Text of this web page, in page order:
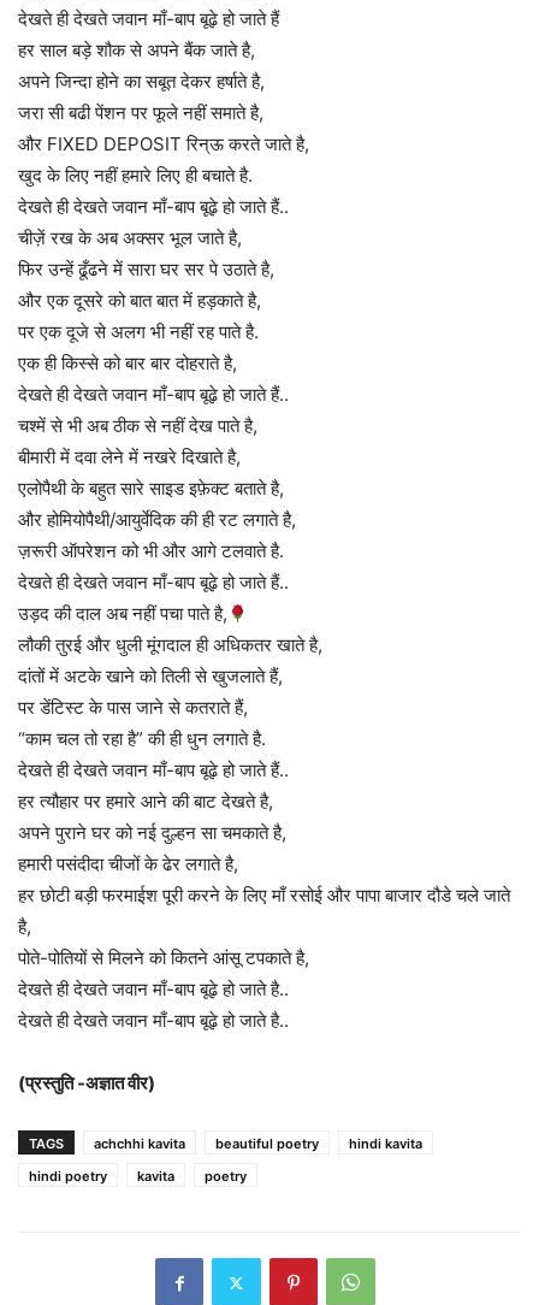
देखते ही देखते जवान माँ-बाप बूढ़े हो जाते हैं
हर साल बड़े शौक से अपने बैंक जाते है,
अपने जिन्दा होने का सबूत देकर हर्षाते है,
जरा सी बढी पेंशन पर फूले नहीं समाते है,
और FIXED DEPOSIT रिन्ऊ करते जाते है,
खुद के लिए नहीं हमारे लिए ही बचाते है.
देखते ही देखते जवान माँ-बाप बूढ़े हो जाते हैं..
चीज़ें रख के अब अक्सर भूल जाते है,
फिर उन्हें ढूँढने में सारा घर सर पे उठाते है,
और एक दूसरे को बात बात में हड़काते है,
पर एक दूजे से अलग भी नहीं रह पाते है.
एक ही किस्से को बार बार दोहराते है,
देखते ही देखते जवान माँ-बाप बूढ़े हो जाते हैं..
चश्में से भी अब ठीक से नहीं देख पाते है,
बीमारी में दवा लेने में नखरे दिखाते है,
एलोपैथी के बहुत सारे साइड इफ़ेक्ट बताते है,
और होमियोपैथी/आयुर्वेदिक की ही रट लगाते है,
ज़रूरी ऑपरेशन को भी और आगे टलवाते है.
देखते ही देखते जवान माँ-बाप बूढ़े हो जाते हैं..
उड़द की दाल अब नहीं पचा पाते है,
लौकी तुरई और धुली मूंगदाल ही अधिकतर खाते है,
दांतों में अटके खाने को तिली से खुजलाते हैं,
पर डेंटिस्ट के पास जाने से कतराते हैं,
“काम चल तो रहा है” की ही धुन लगाते है.
देखते ही देखते जवान माँ-बाप बूढ़े हो जाते हैं..
हर त्यौहार पर हमारे आने की बाट देखते है,
अपने पुराने घर को नई दुल्हन सा चमकाते है,
हमारी पसंदीदा चीजों के ढेर लगाते है,
हर छोटी बड़ी फरमाईश पूरी करने के लिए माँ रसोई और पापा बाजार दौडे चले जाते
है,
पोते-पोतियों से मिलने को कितने आंसू टपकाते है,
देखते ही देखते जवान माँ-बाप बूढ़े हो जाते है..
देखते ही देखते जवान माँ-बाप बूढ़े हो जाते है..
(प्रस्तुति -अज्ञात वीर)
TAGS achchhi kavita beautiful poetry
hindi kavita
hindi poetry
kavita poetry